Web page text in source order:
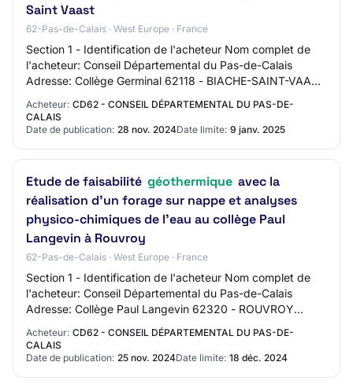
Saint Vaast
62-Pas-de-Calais · West Europe · France
Section 1 - Identification de l'acheteur Nom complet de
l'acheteur: Conseil Départemental du Pas-de-Calais
Adresse: Collège Germinal 62118 - BIACHE-SAINT-VAAST
Section 2 - Communication Nom du contac…
Acheteur: CD62 - CONSEIL DÉPARTEMENTAL DU PAS-DE-
CALAIS
Date de publication: 28 nov. 2024Date limite: 9 janv. 2025
Etude de faisabilité géothermique avec la
réalisation d'un forage sur nappe et analyses
physico-chimiques de l'eau au collège Paul
Langevin à Rouvroy
62-Pas-de-Calais · West Europe · France
Section 1 - Identification de l'acheteur Nom complet de
l'acheteur: Conseil Départemental du Pas-de-Calais
Adresse: Collège Paul Langevin 62320 - ROUVROY
Section 2 - Communication Nom du contact: htt…
Acheteur: CD62 - CONSEIL DÉPARTEMENTAL DU PAS-DE-
CALAIS
Date de publication: 25 nov. 2024Date limite: 18 déc. 2024